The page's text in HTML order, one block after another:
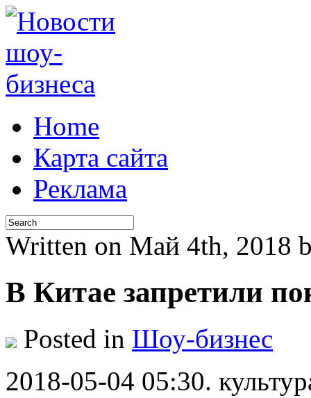
Home
Карта сайта
Реклама
Written on Май 4th, 2018
В Китае запретили
Posted in Шоу-бизнес
2018-05-04 05:30.